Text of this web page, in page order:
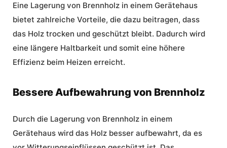
Eine Lagerung von Brennholz in einem Gerätehaus
bietet zahlreiche Vorteile, die dazu beitragen, dass
das Holz trocken und geschützt bleibt. Dadurch wird
eine längere Haltbarkeit und somit eine höhere
Effizienz beim Heizen erreicht.
Bessere Aufbewahrung von Brennholz
Durch die Lagerung von Brennholz in einem
Gerätehaus wird das Holz besser aufbewahrt, da es